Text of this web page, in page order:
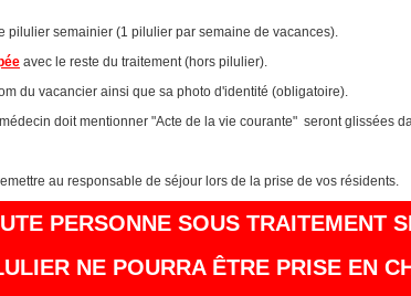
semainier (1 pilulier par semaine de vacances).
avec le reste du traitement (hors pilulier).
du vacancier ainsi que sa photo d'identité (obligatoire).
doit mentionner "Acte de la vie courante" seront glissées
au responsable de séjour lors de la prise de vos résidents.
PERSONNE SOUS TRAITEMENT
NE POURRA ÊTRE PRISE EN